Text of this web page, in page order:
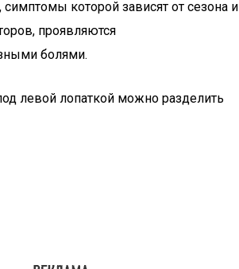
которой зависят от сезона и
проявляются
болями.
левой лопаткой можно разделить